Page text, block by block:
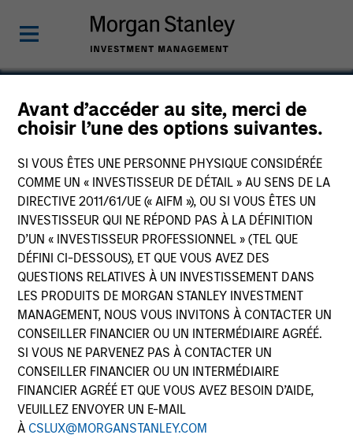
Avant d’accéder au site, merci de
choisir l’une des options suivantes.
SI VOUS ÊTES UNE PERSONNE PHYSIQUE CONSIDÉRÉE
COMME UN « INVESTISSEUR DE DÉTAIL » AU SENS DE LA
DIRECTIVE 2011/61/UE (« AIFM »), OU SI VOUS ÊTES UN
INVESTISSEUR QUI NE RÉPOND PAS À LA DÉFINITION
D’UN « INVESTISSEUR PROFESSIONNEL » (TEL QUE
DÉFINI CI-DESSOUS), ET QUE VOUS AVEZ DES
QUESTIONS RELATIVES À UN INVESTISSEMENT DANS
LES PRODUITS DE MORGAN STANLEY INVESTMENT
MANAGEMENT, NOUS VOUS INVITONS À CONTACTER UN
CONSEILLER FINANCIER OU UN INTERMÉDIAIRE AGRÉÉ.
SI VOUS NE PARVENEZ PAS À CONTACTER UN
CONSEILLER FINANCIER OU UN INTERMÉDIAIRE
FINANCIER AGRÉÉ ET QUE VOUS AVEZ BESOIN D’AIDE,
VEUILLEZ ENVOYER UN E-MAIL
À CSLUX@MORGANSTANLEY.COM
CDP Holdings
SECTOR
Services